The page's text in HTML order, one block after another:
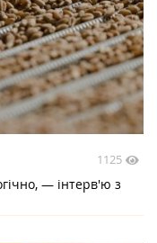
1125
— інтерв'ю з